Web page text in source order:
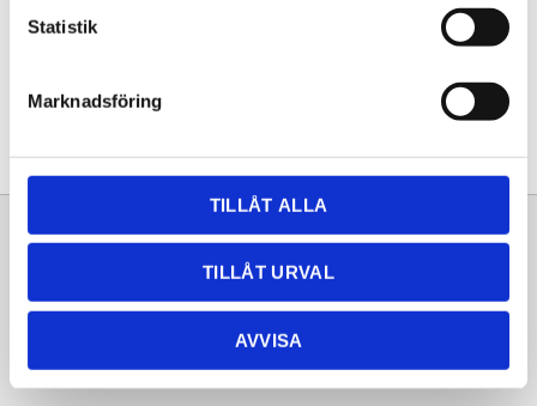
Statistik
Marknadsföring
TILLÅT ALLA
TILLÅT URVAL
AVVISA
Sortiment
Natursten
Information
Frågor & svar
Köpvillkor